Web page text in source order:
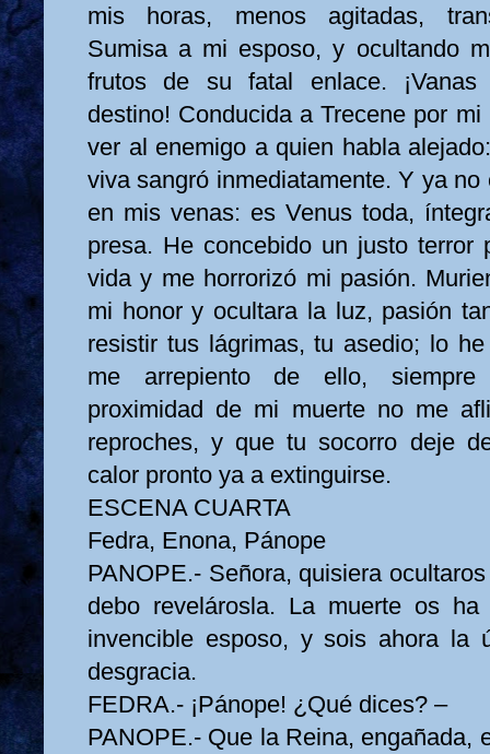
mis horas, menos agitadas,
Sumisa a mi esposo, y ocultando
frutos de su fatal enlace. ¡Vanas
destino! Conducida a Trecene por
ver al enemigo a quien habla
viva sangró inmediatamente. Y ya
en mis venas: es Venus toda,
presa. He concebido un justo terror
vida y me horrorizó mi pasión.
mi honor y ocultara la luz, pasión
resistir tus lágrimas, tu asedio; lo
me arrepiento de ello,
proximidad de mi muerte no me
reproches, y que tu socorro deje
calor pronto ya a extinguirse.
ESCENA CUARTA
Fedra, Enona, Pánope
PANOPE.- Señora, quisiera
debo revelárosla. La muerte os ha
invencible esposo, y sois ahora la
desgracia.
FEDRA.- ¡Pánope! ¿Qué dices? –
PANOPE.- Que la Reina, engañada,